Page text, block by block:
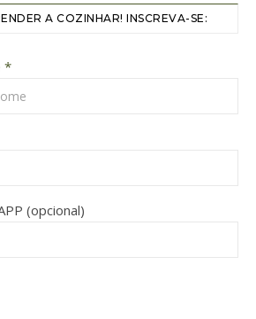
A COZINHAR! INSCREVA-SE:
*
(opcional)